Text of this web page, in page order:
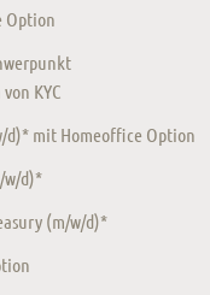
Option
KYC
d)* mit Homeoffice Option
w/d)*
(m/w/d)*